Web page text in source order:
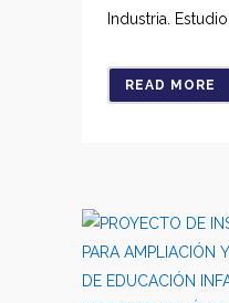
Industria. Estudio
READ MORE